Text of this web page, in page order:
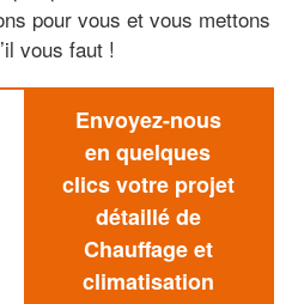
pour vous et vous mettons
vous faut !
Envoyez-nous
en quelques
clics votre projet
détaillé de
Chauffage et
climatisation